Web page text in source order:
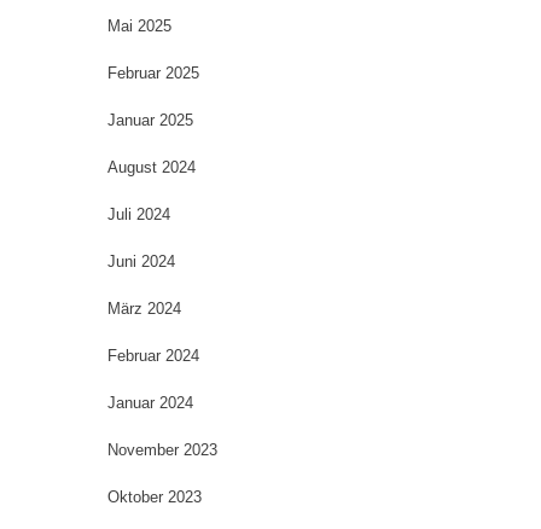
Mai 2025
Februar 2025
Januar 2025
August 2024
Juli 2024
Juni 2024
März 2024
Februar 2024
Januar 2024
November 2023
Oktober 2023